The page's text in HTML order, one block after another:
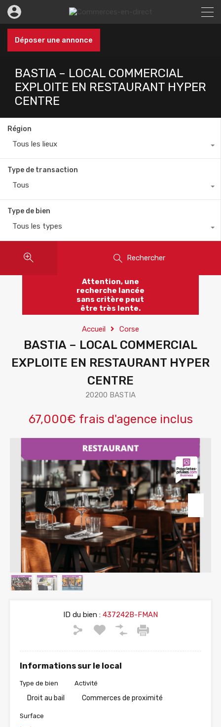
Déposer une annonce
BASTIA – LOCAL COMMERCIAL
EXPLOITE EN RESTAURANT HYPER
CENTRE
Région
Tous les lieux
Type de transaction
Tous
Type de bien
Tous les types
Rechercher
Attention, une
recherche lancée
sans critère peut
être très lente.
Accueil Corse
BASTIA – LOCAL COMMERCIAL
EXPLOITE EN RESTAURANT HYPER
CENTRE
20200 BASTIA
67,000€ frais d'agence inclus
ID du bien : 437242B-FMAN
Informations sur le local
Type de bien
Droit au bail
Activité
Commerces de proximité
Surface